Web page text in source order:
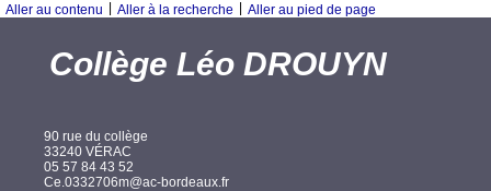
Aller au contenu Aller à la recherche Aller au pied de page
Collège Léo DROUYN
90 rue du collège
33240 VÉRAC
05 57 84 43 52
Ce.0332706m@ac-bordeaux.fr